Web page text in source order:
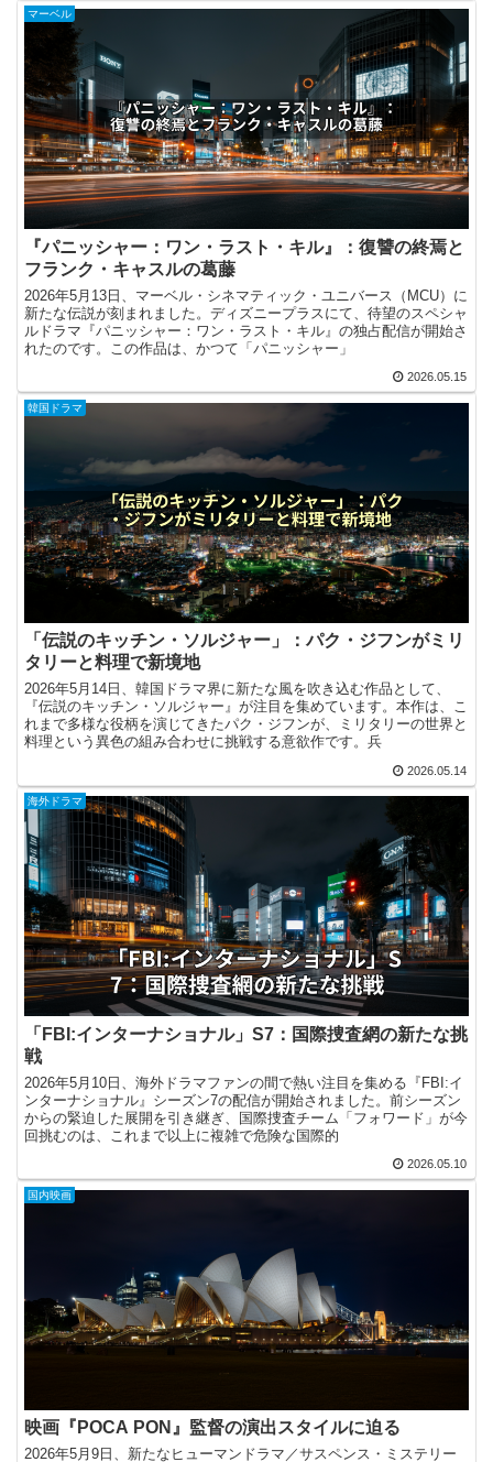
マーベル
『パニッシャー：ワン・ラスト・キル』：復讐の終焉と
フランク・キャスルの葛藤
2026年5月13日、マーベル・シネマティック・ユニバース（MCU）に
新たな伝説が刻まれました。ディズニープラスにて、待望のスペシャ
ルドラマ『パニッシャー：ワン・ラスト・キル』の独占配信が開始さ
れたのです。この作品は、かつて「パニッシャー」
2026.05.15
韓国ドラマ
「伝説のキッチン・ソルジャー」：パク・ジフンがミリ
タリーと料理で新境地
2026年5月14日、韓国ドラマ界に新たな風を吹き込む作品として、
『伝説のキッチン・ソルジャー』が注目を集めています。本作は、こ
れまで多様な役柄を演じてきたパク・ジフンが、ミリタリーの世界と
料理という異色の組み合わせに挑戦する意欲作です。兵
2026.05.14
海外ドラマ
「FBI:インターナショナル」S7：国際捜査網の新たな挑
戦
2026年5月10日、海外ドラマファンの間で熱い注目を集める『FBI:イ
ンターナショナル』シーズン7の配信が開始されました。前シーズン
からの緊迫した展開を引き継ぎ、国際捜査チーム「フォワード」が今
回挑むのは、これまで以上に複雑で危険な国際的
2026.05.10
国内映画
映画『POCA PON』監督の演出スタイルに迫る
2026年5月9日、新たなヒューマンドラマ／サスペンス・ミステリー